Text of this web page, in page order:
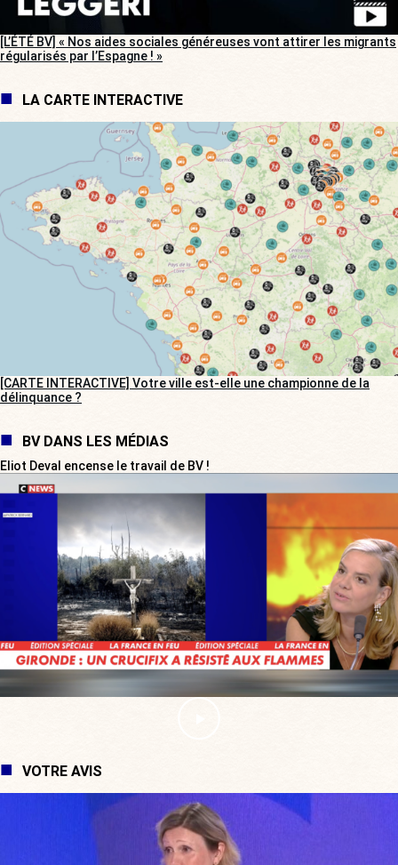
[L’ÉTÉ BV] « Nos aides sociales généreuses vont attirer les migrants
régularisés par l’Espagne ! »
LA CARTE INTERACTIVE
[CARTE INTERACTIVE] Votre ville est-elle une championne de la
délinquance ?
BV DANS LES MÉDIAS
Eliot Deval encense le travail de BV !
VOTRE AVIS